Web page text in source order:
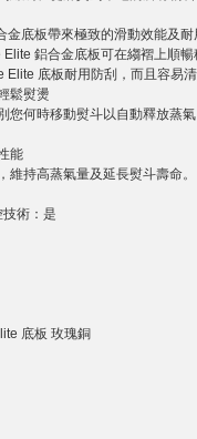
金底板帶來極致的滑動效能及耐
鋁合金底板可在縐褶上順
底板耐用防刮，而且容易清
鬆熨燙
您何時移動熨斗以自動釋放蒸
能
維持高蒸氣量及延長熨斗壽命。
術：是
底板 玫瑰銅